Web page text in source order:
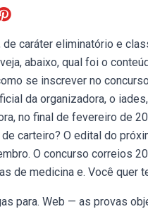
de caráter eliminatório e
abaixo, qual foi o
se inscrever no
da organizadora, o
no final de fevereiro de
de carteiro? O edital do
O concurso correios
de medicina e. Você quer
para. Web — as provas